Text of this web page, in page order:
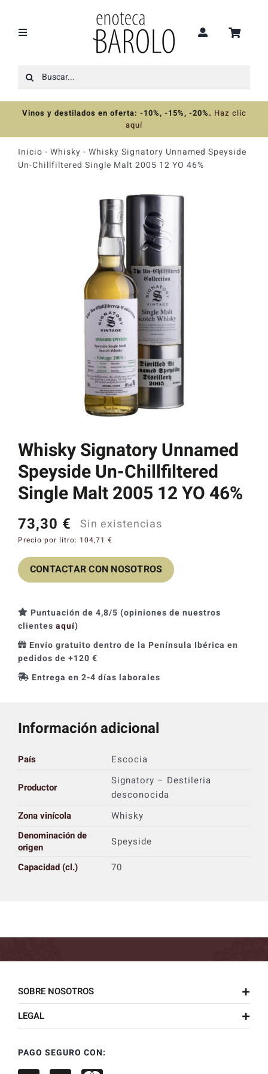
contenido
Toggle
Recomendaciones
Ofertas
Colecciones
Catas y Actividades
Buscar:
Vinos y destilados en oferta: -10%, -15%, -20%. Haz clic
aquí
Inicio - Whisky - Whisky Signatory Unnamed Speyside
Un-Chillfiltered Single Malt 2005 12 YO 46%
Whisky Signatory Unnamed
Speyside Un-Chillfiltered
Single Malt 2005 12 YO 46%
73,30 € Sin existencias
Precio por litro: 104,71 €
CONTACTAR CON NOSOTROS
Puntuación de 4,8/5 (opiniones de nuestros
clientes aquí)
Envío gratuito dentro de la Península Ibérica en
pedidos de +120 €
Entrega en 2-4 días laborales
Información adicional
País Escocia
Productor
Signatory – Destileria
desconocida
Zona vinícola
Whisky
Denominación de
origen
Speyside
Capacidad (cl.)
70
SOBRE NOSOTROS
LEGAL
PAGO SEGURO CON: